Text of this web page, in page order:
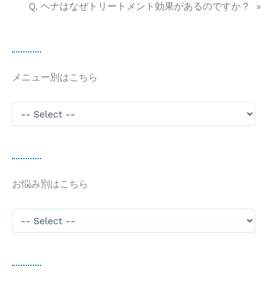
Q. ヘナはなぜトリートメント効果があるのですか？
»
メニュー別はこちら
お悩み別はこちら